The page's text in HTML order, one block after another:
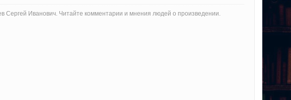
Сергей Иванович. Читайте комментарии и мнения людей о произведении.